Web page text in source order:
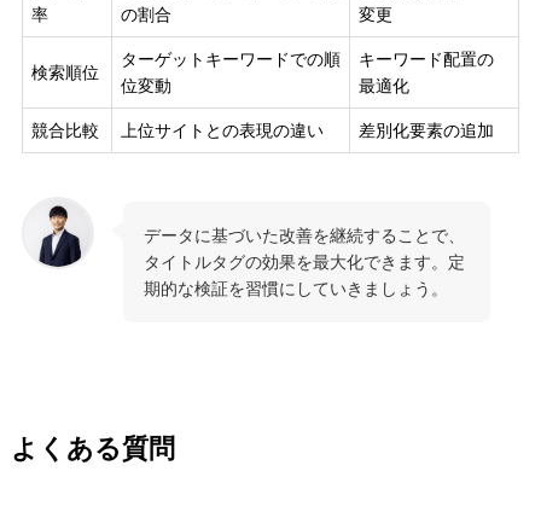
率
の割合
変更
検索順位
ターゲットキーワードでの順
位変動
キーワード配置の
最適化
競合比較 上位サイトとの表現の違い 差別化要素の追加
データに基づいた改善を継続することで、
タイトルタグの効果を最大化できます。定
期的な検証を習慣にしていきましょう。
よくある質問